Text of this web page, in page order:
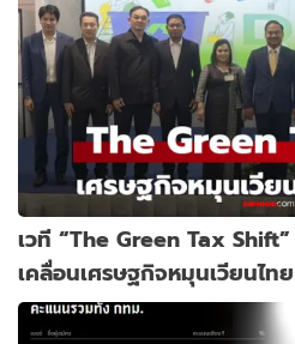
เวที “The Green Tax
เคลื่อนเศรษฐกิจหมุนเวียนไทย